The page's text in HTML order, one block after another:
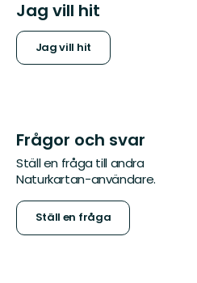
Jag vill hit
Jag vill hit
Frågor och svar
Ställ en fråga till andra
Naturkartan-användare.
Ställ en fråga